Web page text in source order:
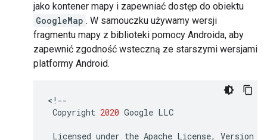
jako kontener mapy i zapewniać dostęp do obiektu
GoogleMap . W samouczku używamy wersji
fragmentu mapy z biblioteki pomocy Androida, aby
zapewnić zgodność wsteczną ze starszymi wersjami
platformy Android.
< !--
Copyright 2020 Google LLC
Licensed under the Apache License, Version